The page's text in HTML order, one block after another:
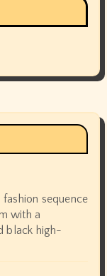
sequence
with a
black high-